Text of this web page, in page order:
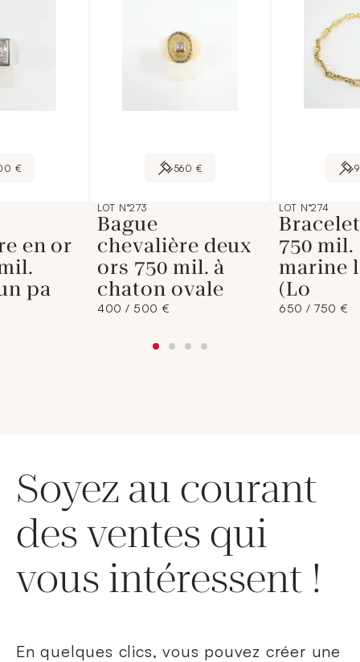
€
en or
pa
560 €
LOT N°273
Bague
chevalière deux
ors 750 mil. à
chaton ovale
400 / 500 €
LOT N°274
750
marine
(Lo
650 / 750 €
Soyez au courant
des ventes qui
vous intéressent !
En quelques clics, vous pouvez créer une